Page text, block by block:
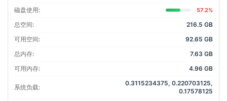
磁盘使用: 57.2%
总空间:
216.5 GB
可用空间:
92.65 GB
总内存:
7.63 GB
可用内存:
4.96 GB
系统负载:
0.3115234375, 0.220703125,
0.17578125